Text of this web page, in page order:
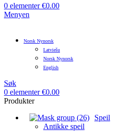
0 elementer €0.00
Menyen
Norsk Nynorsk
Latviešu
Norsk Nynorsk
English
Søk
0 elementer €0.00
Produkter
Speil
Antikke speil